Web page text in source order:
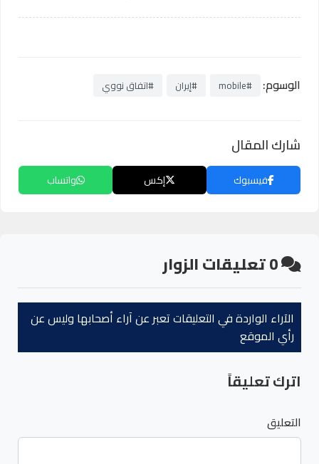
الوسوم: #mobile #إيران #اتفاق نووي
شارك المقال
فيسبوك إكس واتساب
0تعليقات الزوار
الآراء الواردة في التعليقات تعبر عن آراء أصحابها وليس عن
رأي الموقع
اترك تعليقاً
التعليق